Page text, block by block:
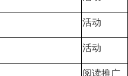
活动
活动
阅读推广